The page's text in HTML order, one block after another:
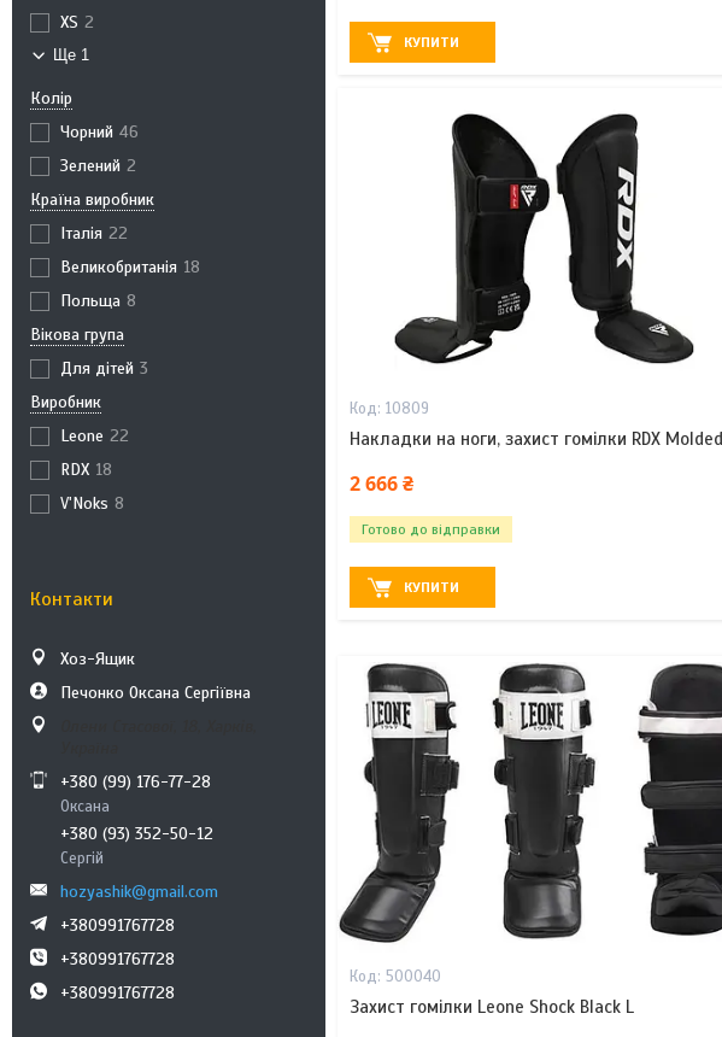
XS 2
Ще 1
Колір
Чорний 46
Зелений 2
Країна виробник
Італія 22
Великобританія 18
Польща 8
Вікова група
Для дітей 3
Виробник
Leone 22
RDX 18
V'Noks 8
Контакти
Хоз-Ящик
Печонко Оксана Сергіївна
+380 (99) 176-77-28
Оксана
+380 (93) 352-50-12
Сергій
hozyashik@gmail.com
+380991767728
+380991767728
+380991767728
КУПИТИ
10809
Накладки на ноги, захист гомілки RDX
2 666 ₴
Готово до відправки
КУПИТИ
500040
Захист гомілки Leone Shock Black L